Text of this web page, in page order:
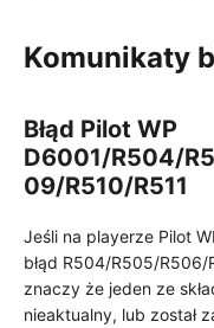
Komunikaty
Błąd Pilot WP
D6001/R504/
09/R510/R511
Jeśli na playerze Pilot
błąd R504/R505/
znaczy że jeden ze
nieaktualny, lub został